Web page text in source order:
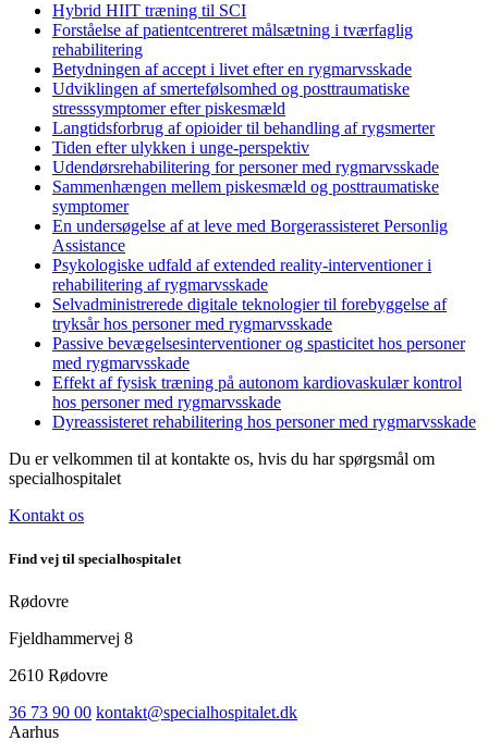
Hybrid HIIT træning til SCI
Forståelse af patientcentreret målsætning i tværfaglig
rehabilitering
Betydningen af accept i livet efter en rygmarvsskade
Udviklingen af smertefølsomhed og posttraumatiske
stresssymptomer efter piskesmæld
Langtidsforbrug af opioider til behandling af rygsmerter
Tiden efter ulykken i unge-perspektiv
Udendørsrehabilitering for personer med rygmarvsskade
Sammenhængen mellem piskesmæld og posttraumatiske
symptomer
En undersøgelse af at leve med Borgerassisteret Personlig
Assistance
Psykologiske udfald af extended reality-interventioner i
rehabilitering af rygmarvsskade
Selvadministrerede digitale teknologier til forebyggelse af
tryksår hos personer med rygmarvsskade
Passive bevægelsesinterventioner og spasticitet hos personer
med rygmarvsskade
Effekt af fysisk træning på autonom kardiovaskulær kontrol
hos personer med rygmarvsskade
Dyreassisteret rehabilitering hos personer med rygmarvsskade
Du er velkommen til at kontakte os, hvis du har spørgsmål om
specialhospitalet
Kontakt os
Find vej til specialhospitalet
Rødovre
Fjeldhammervej 8
2610 Rødovre
36 73 90 00 kontakt@specialhospitalet.dk
Aarhus